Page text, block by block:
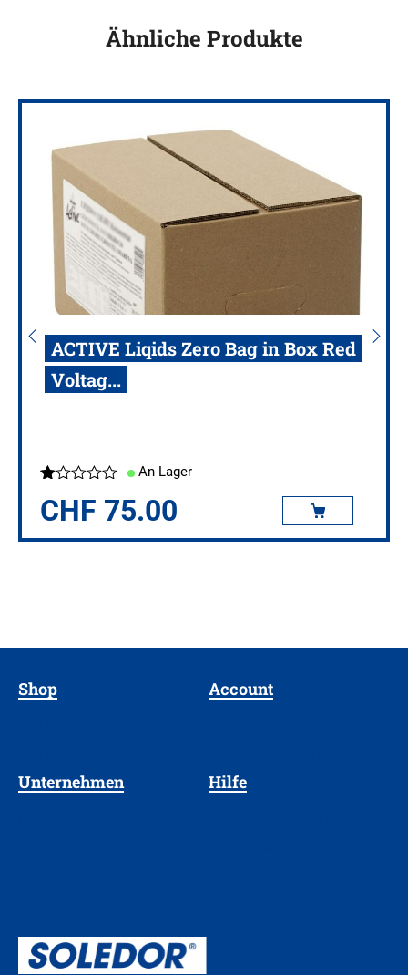
Ähnliche Produkte
ACTIVE Liqids Zero Bag in Box Red
Voltag...
An Lager
CHF 75.00
Shop Account
Unternehmen Hilfe